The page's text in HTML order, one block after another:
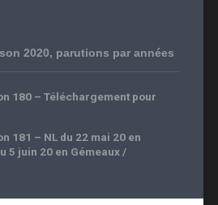
2020, parutions par années
180 – Téléchargement pour
181 – NL du 22 mai 20 en
5 juin 20 en Gémeaux /